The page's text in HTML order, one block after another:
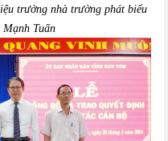
trưởng nhà trường phát biểu
Tuấn